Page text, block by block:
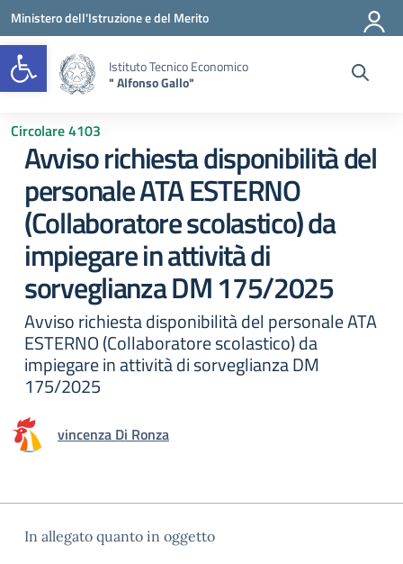
Open toolbar
Vai ai contenuti
Vai al menu di navigazione
Vai al footer
Ministero dell'Istruzione e del Merito
Istituto Tecnico Economico
" Alfonso Gallo"
Circolare 4103
Avviso richiesta disponibilità del
personale ATA ESTERNO
(Collaboratore scolastico) da
impiegare in attività di
sorveglianza DM 175/2025
Avviso richiesta disponibilità del personale ATA
ESTERNO (Collaboratore scolastico) da
impiegare in attività di sorveglianza DM
175/2025
vincenza Di Ronza
In allegato quanto in oggetto